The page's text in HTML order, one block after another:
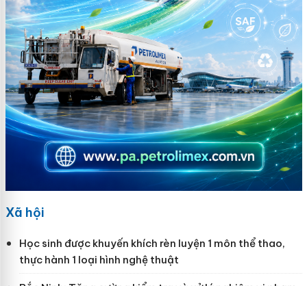
Xã hội
Học sinh được khuyến khích rèn luyện 1 môn thể thao,
thực hành 1 loại hình nghệ thuật